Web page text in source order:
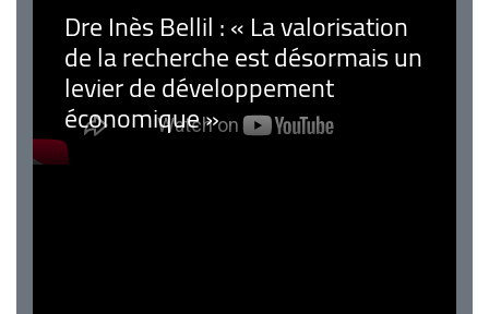
Dre Inès Bellil : « La valorisation
de la recherche est désormais un
levier de développement
économique »